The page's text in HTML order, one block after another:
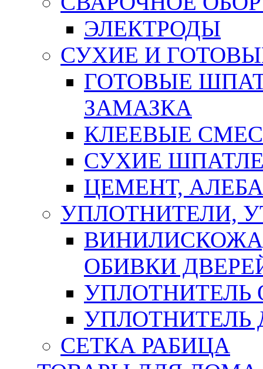
ЭЛЕКТРОДЫ
СУХИЕ И
ГОТОВЫЕ
ЗАМАЗКА
КЛЕЕВЫЕ
СУХИЕ
ЦЕМЕНТ,
УПЛОТНИТЕЛИ,
ОБИВКИ
УПЛОТНИТЕЛЬ
СЕТКА РАБИЦА